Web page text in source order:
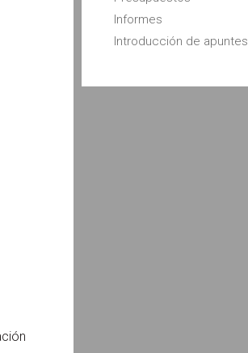
Informes
Introducción de apuntes